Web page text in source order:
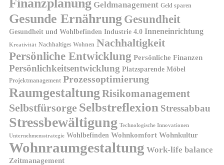
Geldmanagement Geld sparen
Gesunde Ernährung Gesundheit
Gesundheit und Wohlbefinden Industrie 4.0 Inneneinrichtung
Kreativität Nachhaltiges Wohnen Nachhaltigkeit
Persönliche Entwicklung Persönliche Finanzen
Persönlichkeitsentwicklung Platzsparende Möbel
Projektmanagement Prozessoptimierung
Raumgestaltung Risikomanagement
Selbstfürsorge Selbstreflexion Stressabbau
Stressbewältigung Technologische Innovationen
Unternehmensstrategie Wohlbefinden Wohnkomfort Wohnkultur
Wohnraumgestaltung Work-life balance
Zeitmanagement